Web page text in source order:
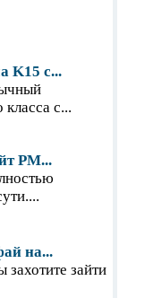
K15 с...
с...
PM...
на...
зайти